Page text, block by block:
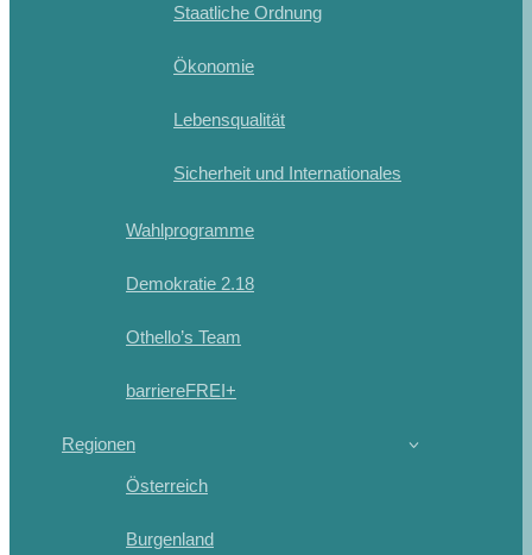
Staatliche Ordnung
Ökonomie
Lebensqualität
Sicherheit und Internationales
Wahlprogramme
Demokratie 2.18
Othello’s Team
barriereFREI+
Regionen
Österreich
Burgenland